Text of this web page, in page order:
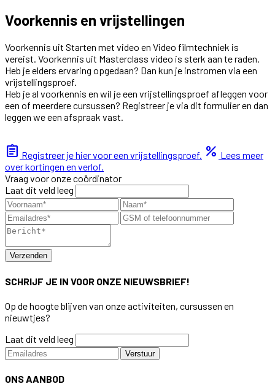
Voorkennis en vrijstellingen
Voorkennis uit Starten met video en Video filmtechniek is
vereist. Voorkennis uit Masterclass video is sterk aan te raden.
Heb je elders ervaring opgedaan? Dan kun je instromen via een
vrijstellingsproef.
Heb je al voorkennis en wil je een vrijstellingsproef afleggen voor
een of meerdere cursussen? Registreer je via dit formulier en dan
leggen we een afspraak vast.
assignment Registreer je hier voor een vrijstellingsproef. percent Lees meer
over kortingen en verlof.
Vraag voor onze coördinator
Laat dit veld leeg
Verzenden
SCHRIJF JE IN VOOR ONZE NIEUWSBRIEF!
Op de hoogte blijven van onze activiteiten, cursussen en
nieuwtjes?
Laat dit veld leeg
Verstuur
ONS AANBOD